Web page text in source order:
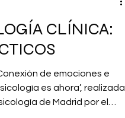
arte bruto
Inteligencia artificial
CLÍNICA:
de emociones e
es ahora’, realizada
de Madrid por el